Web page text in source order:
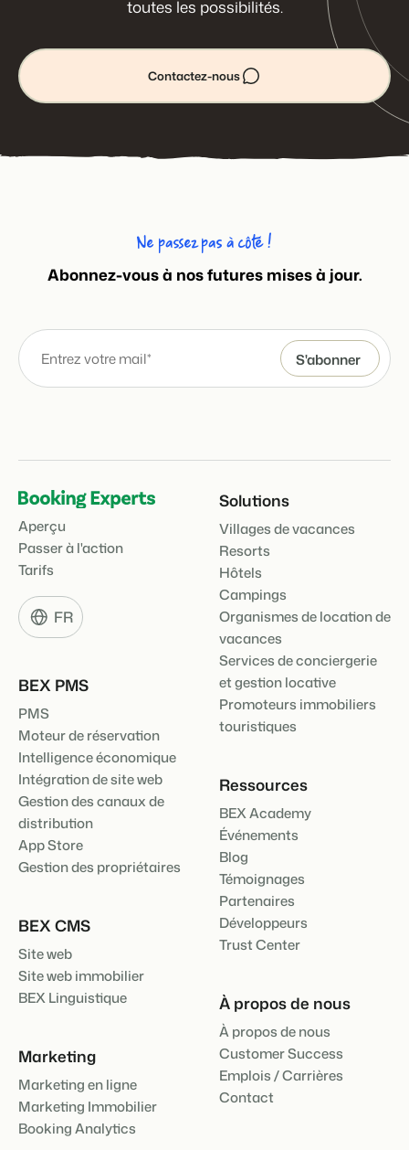
toutes les possibilités.
Contactez-nous
Ne passez pas à côté !
Abonnez-vous à nos futures mises à jour.
Aperçu
Passer à l'action
Tarifs
FR
BEX PMS
PMS
Moteur de réservation
Intelligence économique
Intégration de site web
Gestion des canaux de
distribution
App Store
Gestion des propriétaires
BEX CMS
Site web
Site web immobilier
BEX Linguistique
Marketing
Marketing en ligne
Marketing Immobilier
Booking Analytics
Solutions
Villages de vacances
Resorts
Hôtels
Campings
Organismes de location de
vacances
Services de conciergerie
et gestion locative
Promoteurs immobiliers
touristiques
Ressources
BEX Academy
Événements
Blog
Témoignages
Partenaires
Développeurs
Trust Center
À propos de nous
À propos de nous
Customer Success
Emplois / Carrières
Contact